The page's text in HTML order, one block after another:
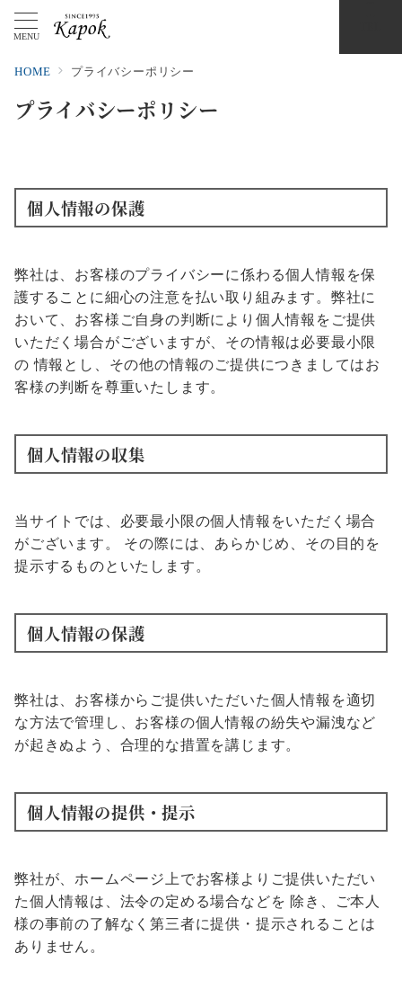
MENU
HOME プライバシーポリシー
プライバシーポリシー
個人情報の保護
弊社は、お客様のプライバシーに係わる個人情報を保
護することに細心の注意を払い取り組みます。弊社に
おいて、お客様ご自身の判断により個人情報をご提供
いただく場合がございますが、その情報は必要最小限
の 情報とし、その他の情報のご提供につきましてはお
客様の判断を尊重いたします。
個人情報の収集
当サイトでは、必要最小限の個人情報をいただく場合
がございます。 その際には、あらかじめ、その目的を
提示するものといたします。
個人情報の保護
弊社は、お客様からご提供いただいた個人情報を適切
な方法で管理し、お客様の個人情報の紛失や漏洩など
が起きぬよう、合理的な措置を講じます。
個人情報の提供・提示
弊社が、ホームページ上でお客様よりご提供いただい
た個人情報は、法令の定める場合などを 除き、ご本人
様の事前の了解なく第三者に提供・提示されることは
ありません。